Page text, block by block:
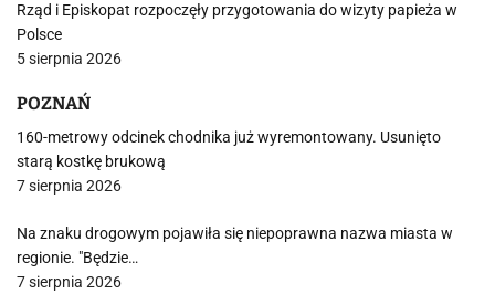
Rząd i Episkopat rozpoczęły przygotowania do wizyty papieża w
Polsce
5 sierpnia 2026
POZNAŃ
160-metrowy odcinek chodnika już wyremontowany. Usunięto
starą kostkę brukową
7 sierpnia 2026
Na znaku drogowym pojawiła się niepoprawna nazwa miasta w
regionie. "Będzie…
7 sierpnia 2026